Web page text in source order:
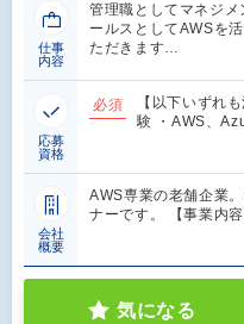
仕事
内容
管理職としてマネジ
ールスとしてAWSを
ただきます…
応募
資格
必須
【以下いずれ
験 ・AWS、
会社
概要
AWS専業の老舗企業
ナーです。 【事業内
気になる